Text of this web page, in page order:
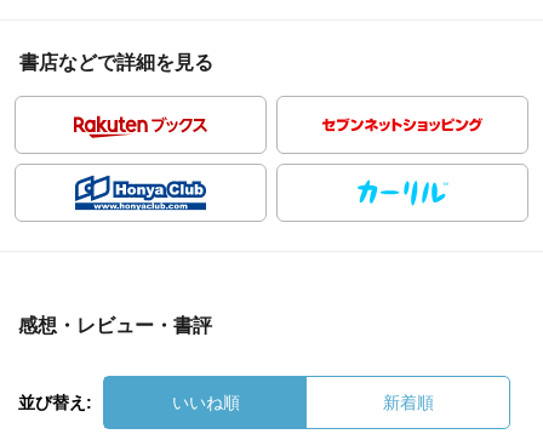
書店などで詳細を見る
感想・レビュー・書評
並び替え: いいね順 新着順